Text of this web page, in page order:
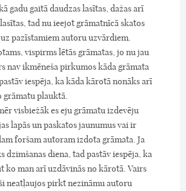
gadu gaitā daudzas lasītas, dažas arī
tad nu ieejot grāmatnīcā skatos
pazīstamiem autoru uzvārdiem.
vispirms lētās grāmatas, jo nu jau
nav ikmēneša pirkumos kāda grāmata
iespēja, ka kāda kārotā nonāks arī
grāmatu plauktā.
visbiežāk es eju grāmatu izdevēju
lapās un paskatos jaunumus vai ir
foršam autoram izdota grāmata. Ja
dzimšanas diena, tad pastāv iespēja, ka
ko man arī uzdāvinās no kārotā. Vairs
neatļaujos pirkt nezināmu autoru